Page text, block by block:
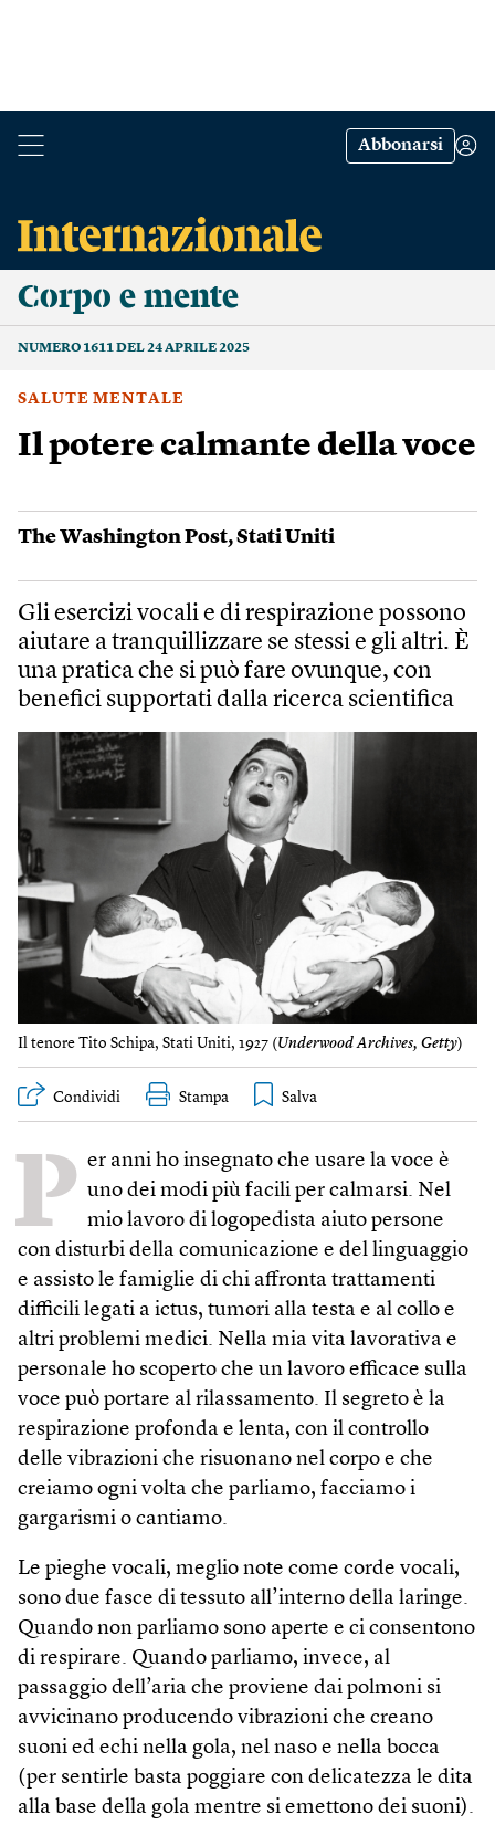
Abbonarsi
Corpo e mente
NUMERO 1611 DEL 24 APRILE 2025
SALUTE MENTALE
Il potere calmante della voce
The Washington Post,Stati Uniti
Gli esercizi vocali e di respirazione possono
aiutare a tranquillizzare se stessi e gli altri. È
una pratica che si può fare ovunque, con
benefici supportati dalla ricerca scientifica
Il tenore Tito Schipa, Stati Uniti, 1927 (Underwood Archives, Getty)
Condividi Stampa
P er anni ho insegnato che usare la voce è
uno dei modi più facili per calmarsi. Nel
mio lavoro di logopedista aiuto persone
con disturbi della comunicazione e del linguaggio
e assisto le famiglie di chi affronta trattamenti
difficili legati a ictus, tumori alla testa e al collo e
altri problemi medici. Nella mia vita lavorativa e
personale ho scoperto che un lavoro efficace sulla
voce può portare al rilassamento. Il segreto è la
respirazione profonda e lenta, con il controllo
delle vibrazioni che risuonano nel corpo e che
creiamo ogni volta che parliamo, facciamo i
gargarismi o cantiamo.
Le pieghe vocali, meglio note come corde vocali,
sono due fasce di tessuto all’interno della laringe.
Quando non parliamo sono aperte e ci consentono
di respirare. Quando parliamo, invece, al
passaggio dell’aria che proviene dai polmoni si
avvicinano producendo vibrazioni che creano
suoni ed echi nella gola, nel naso e nella bocca
(per sentirle basta poggiare con delicatezza le dita
alla base della gola mentre si emettono dei suoni).